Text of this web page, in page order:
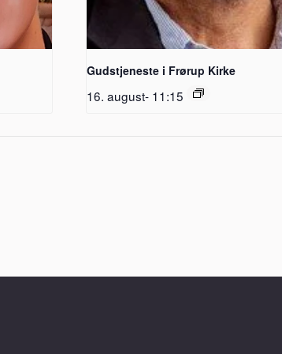
Gudstjeneste i Frørup Kirke
16. august- 11:15